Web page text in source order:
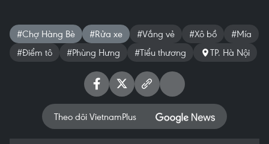
#Chợ Hàng Bè #Rửa xe #Vắng vẻ #Xô bồ
#Mía
#Điểm tô
#Phùng Hưng #Tiểu thương TP. Hà Nội
Theo dõi VietnamPlus